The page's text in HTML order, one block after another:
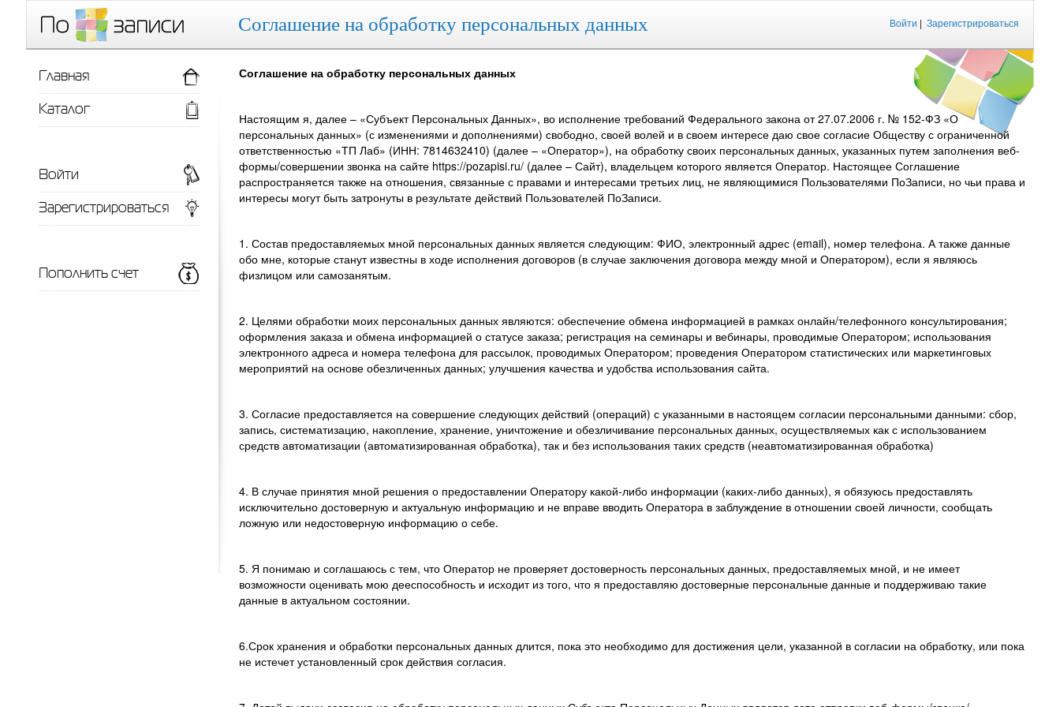
Войти | Зарегистрироваться
Соглашение на обработку персональных данных
Соглашение на обработку персональных данных
Настоящим я, далее – «Субъект Персональных Данных», во исполнение требований Федерального закона от 27.07.2006 г. № 152-ФЗ «О
персональных данных» (с изменениями и дополнениями) свободно, своей волей и в своем интересе даю свое согласие Обществу с ограниченной
ответственностью «ТП Лаб» (ИНН: 7814632410) (далее – «Оператор»), на обработку своих персональных данных, указанных путем заполнения веб-
формы/совершении звонка на сайте https://pozapisi.ru/ (далее – Сайт), владельцем которого является Оператор. Настоящее Соглашение
распространяется также на отношения, связанные с правами и интересами третьих лиц, не являющимися Пользователями ПоЗаписи, но чьи права и
интересы могут быть затронуты в результате действий Пользователей ПоЗаписи.
1. Состав предоставляемых мной персональных данных является следующим: ФИО, электронный адрес (email), номер телефона. А также данные
обо мне, которые станут известны в ходе исполнения договоров (в случае заключения договора между мной и Оператором), если я являюсь
физлицом или самозанятым.
2. Целями обработки моих персональных данных являются: обеспечение обмена информацией в рамках онлайн/телефонного консультирования;
оформления заказа и обмена информацией о статусе заказа; регистрация на семинары и вебинары, проводимые Оператором; использования
электронного адреса и номера телефона для рассылок, проводимых Оператором; проведения Оператором статистических или маркетинговых
мероприятий на основе обезличенных данных; улучшения качества и удобства использования сайта.
3. Согласие предоставляется на совершение следующих действий (операций) с указанными в настоящем согласии персональными данными: сбор,
запись, систематизацию, накопление, хранение, уничтожение и обезличивание персональных данных, осуществляемых как с использованием
средств автоматизации (автоматизированная обработка), так и без использования таких средств (неавтоматизированная обработка)
4. В случае принятия мной решения о предоставлении Оператору какой-либо информации (каких-либо данных), я обязуюсь предоставлять
исключительно достоверную и актуальную информацию и не вправе вводить Оператора в заблуждение в отношении своей личности, сообщать
ложную или недостоверную информацию о себе.
5. Я понимаю и соглашаюсь с тем, что Оператор не проверяет достоверность персональных данных, предоставляемых мной, и не имеет
возможности оценивать мою дееспособность и исходит из того, что я предоставляю достоверные персональные данные и поддерживаю такие
данные в актуальном состоянии.
6.Срок хранения и обработки персональных данных длится, пока это необходимо для достижения цели, указанной в согласии на обработку, или пока
не истечет установленный срок действия согласия.
Главная
Каталог
Войти
Зарегистрироваться
Пополнить счет